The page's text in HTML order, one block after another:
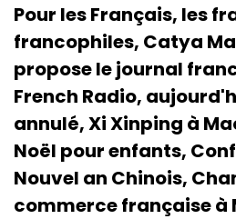
Pour les Français, les
francophiles, Catya
propose le journal
French Radio,
annulé, Xi Xinping à
Noël pour enfants,
Nouvel an Chinois,
commerce française à